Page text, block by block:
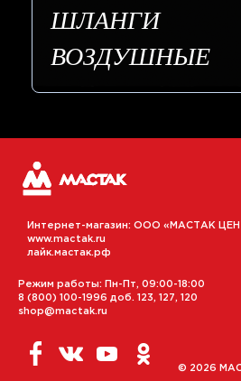
ШЛАНГИ
ВОЗДУШНЫЕ
Интернет-магазин: ООО «МАСТАК
www.mactak.ru
лайк.мастак.рф
Режим работы: Пн-Пт, 09:00-18:00
8 (800) 100-1996 доб. 123, 127, 120
shop@mactak.ru
© 2026